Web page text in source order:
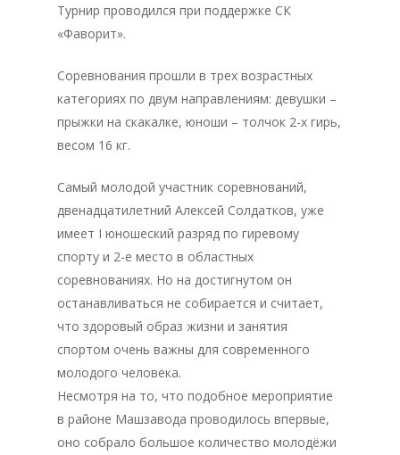
Турнир проводился при поддержке СК
«Фаворит».
Соревнования прошли в трех возрастных
категориях по двум направлениям: девушки –
прыжки на скакалке, юноши – толчок 2-х гирь,
весом 16 кг.
Самый молодой участник соревнований,
двенадцатилетний Алексей Солдатков, уже
имеет I юношеский разряд по гиревому
спорту и 2-е место в областных
соревнованиях. Но на достигнутом он
останавливаться не собирается и считает,
что здоровый образ жизни и занятия
спортом очень важны для современного
молодого человека.
Несмотря на то, что подобное мероприятие
в районе Машзавода проводилось впервые,
оно собрало большое количество молодёжи